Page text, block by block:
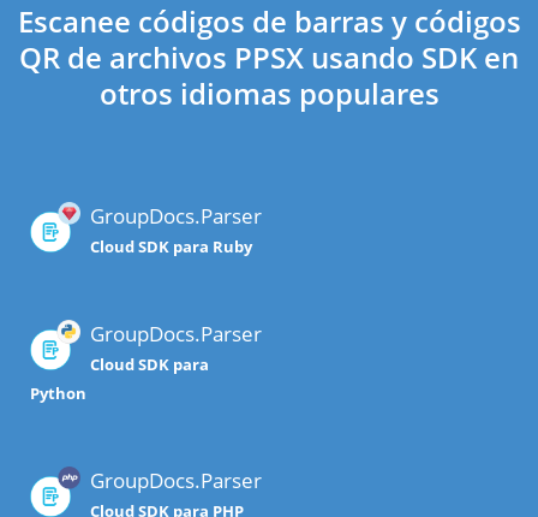
Escanee códigos de barras y códigos
QR de archivos PPSX usando SDK en
otros idiomas populares
GroupDocs.Parser
Cloud SDK para Ruby
GroupDocs.Parser
Cloud SDK para
Python
GroupDocs.Parser
Cloud SDK para PHP